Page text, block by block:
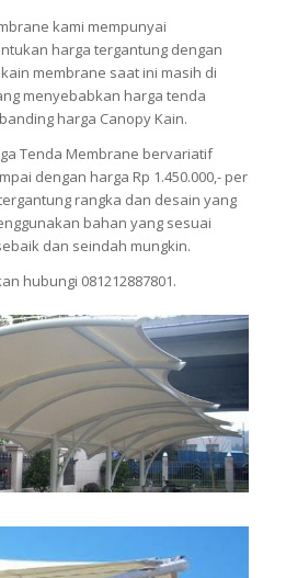
kami mempunyai
harga tergantung dengan
membrane saat ini masih di
menyebabkan harga tenda
harga Canopy Kain.
Tenda Membrane bervariatif
dengan harga Rp 1.450.000,- per
rangka dan desain yang
bahan yang sesuai
dan seindah mungkin.
hubungi 081212887801.